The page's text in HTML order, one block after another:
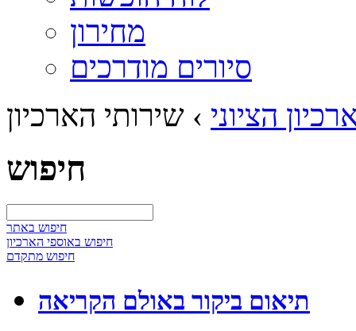
מחירון
סיורים מודרכים
הציוני › שירותי הארכיון
חיפוש
חיפוש באתר
חיפוש באוספי הארכיון
חיפוש מתקדם
תיאום ביקור באולם הקריאה